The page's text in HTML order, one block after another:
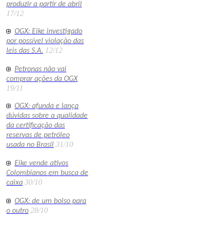
produzir a partir de abril
17/12
OGX: Eike investigado
por possível violação das
leis das S.A. 12/12
Petronas não vai
comprar ações da OGX
19/11
OGX: afunda e lança
dúvidas sobre a qualidade
da certificação das
reservas de petróleo
usada no Brasil 31/10
Eike vende ativos
Colombianos em busca de
caixa 30/10
OGX: de um bolso para
o outro 28/10